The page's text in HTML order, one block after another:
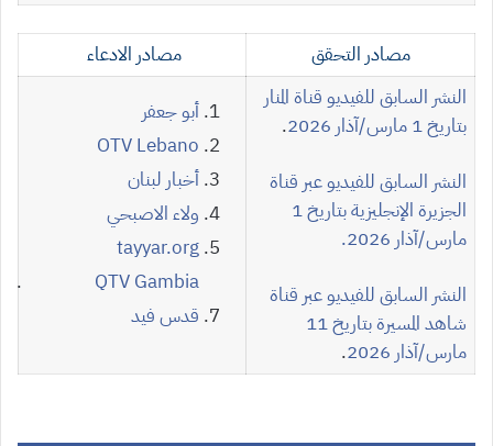
مصادر التحقق
مصادر الادعاء
النشر السابق للفيديو قناة المنار
بتاريخ 1 مارس/آذار 2026 .
النشر السابق للفيديو عبر قناة
الجزيرة الإنجليزية
بتاريخ 1
مارس/آذار 2026.
النشر السابق للفيديو عبر قناة
شاهد المسيرة
بتاريخ 11
مارس/آذار 2026
.
أبو جعفر
OTV Lebano
أخبار لبنان
ولاء الاصبحي
tayyar.org
QTV Gambia
قدس فيد